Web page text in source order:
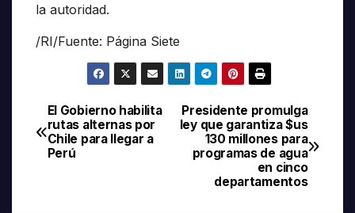
la autoridad.
/RI/Fuente: Página Siete
Navegación
de
Presidente promulga
ley que garantiza $us
130 millones para
programas de agua
en cinco
departamentos
El Gobierno habilita
rutas alternas por
Chile para llegar a
Perú